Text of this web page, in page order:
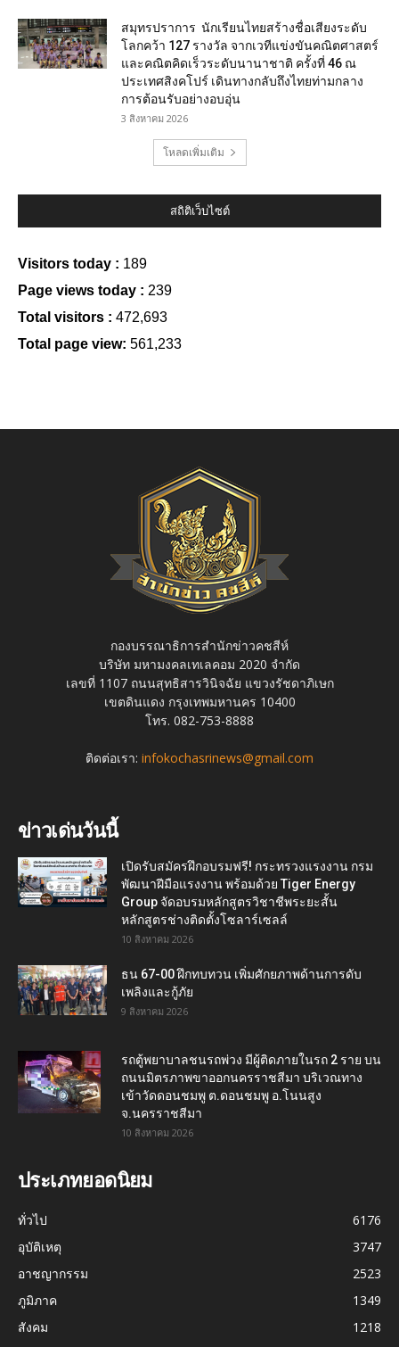
สมุทรปราการ นักเรียนไทยสร้างชื่อเสียงระดับ
โลกคว้า 127 รางวัล จากเวทีแข่งขันคณิตศาสตร์
และคณิตคิดเร็วระดับนานาชาติ ครั้งที่ 46 ณ
ประเทศสิงคโปร์ เดินทางกลับถึงไทยท่ามกลาง
การต้อนรับอย่างอบอุ่น
3 สิงหาคม 2026
โหลดเพิ่มเติม
สถิติเว็บไซต์
Visitors today : 189
Page views today : 239
Total visitors : 472,693
Total page view: 561,233
กองบรรณาธิการสำนักข่าวคชสีห์
บริษัท มหามงคลเทเลคอม 2020 จำกัด
เลขที่ 1107 ถนนสุทธิสารวินิจฉัย แขวงรัชดาภิเษก
เขตดินแดง กรุงเทพมหานคร 10400
โทร. 082-753-8888
ติดต่อเรา: infokochasrinews@gmail.com
ข่าวเด่นวันนี้
เปิดรับสมัครฝึกอบรมฟรี! กระทรวงแรงงาน กรม
พัฒนาฝีมือแรงงาน พร้อมด้วย Tiger Energy
Group จัดอบรมหลักสูตรวิชาชีพระยะสั้น
หลักสูตรช่างติดตั้งโซลาร์เซลล์
10 สิงหาคม 2026
ธน 67-00 ฝึกทบทวน เพิ่มศักยภาพด้านการดับ
เพลิงและกู้ภัย
9 สิงหาคม 2026
รถตู้พยาบาลชนรถพ่วง มีผู้ติดภายในรถ 2 ราย บน
ถนนมิตรภาพขาออกนครราชสีมา บริเวณทาง
เข้าวัดดอนชมพู ต.ดอนชมพู อ.โนนสูง
จ.นครราชสีมา
10 สิงหาคม 2026
ประเภทยอดนิยม
ทั่วไป
6176
อุบัติเหตุ
3747
อาชญากรรม
2523
ภูมิภาค
1349
สังคม
1218